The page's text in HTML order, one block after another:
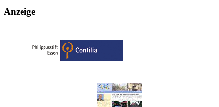
beim CeBo-Initiativkreis Centrum Borbeck e.V.!
Anzeige